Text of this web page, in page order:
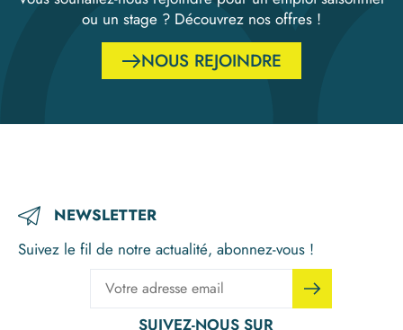
ou un stage ? Découvrez nos offres !
NOUS REJOINDRE
NEWSLETTER
Suivez le fil de notre actualité, abonnez-vous !
SUIVEZ-NOUS SUR